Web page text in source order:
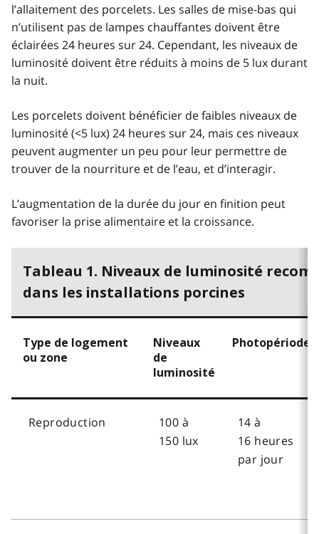
l’allaitement des porcelets. Les salles de mise-bas qui
n’utilisent pas de lampes chauffantes doivent être
éclairées 24 heures sur 24. Cependant, les niveaux de
luminosité doivent être réduits à moins de 5 lux durant
la nuit.
Les porcelets doivent bénéficier de faibles niveaux de
luminosité (<5 lux) 24 heures sur 24, mais ces niveaux
peuvent augmenter un peu pour leur permettre de
trouver de la nourriture et de l’eau, et d’interagir.
L’augmentation de la durée du jour en finition peut
favoriser la prise alimentaire et la croissance.
Tableau 1. Niveaux de luminosité
dans les installations porcines
Type de logement
ou zone
Niveaux
de
luminosité
Photopériode
Reproduction
100 à
150 lux
14 à
16 heures
par jour